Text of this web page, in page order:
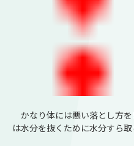
かなり体には悪い落とし方
は水分を抜くために水分すら取